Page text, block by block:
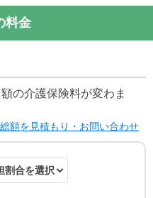
料金
の介護保険料が変わま
額を見積もり・お問い合わせ